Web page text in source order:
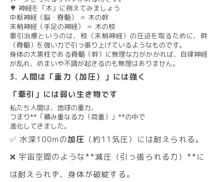
​🌳 神経を「木」に例えてみましょう​
中枢神経（脳・脊髄） ＝ 木の幹​
末梢神経（手足の神経） ＝ 木の枝​
牽引治療というのは、枝（末梢神経）の圧迫を取るために、幹
（脊髄）を強い力で引っ張り上げているようなものです。​
身体の大黒柱である脊髄（幹）に無理な力がかかれば、自律神経
が乱れ、めまいや不調が起きるのも無理はありません。
​3. 人間は「重力（加圧）」には強く
​「牽引」には弱い生き物です
​私たち人間は、地球の重力、
つまり**「積み重なる力（荷重）」**の中で
進化してきました。
​✅ 水深100mの加圧 （約11気圧）には耐えられる。
​❌ 宇宙空間のような**減圧（引っ張られる力）**に
は耐えられず、身体が破綻する。